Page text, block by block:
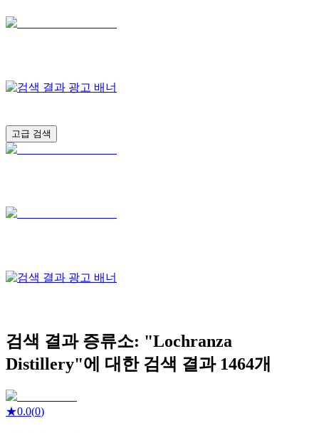
고급 검색
검색 결과증류소: "Lochranza
Distillery"에 대한 검색 결과 1464개
★0.0(0)